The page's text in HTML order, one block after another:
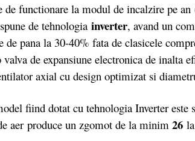
de functionare la modul de incalzire pe
de tehnologia inverter, avand un
de pana la 30-40% fata de clasicele
de expansiune electronica de inalta
axial cu design optimizat si
fiind dotat cu tehnologia Inverter este
aer produce un zgomot de la minim 26